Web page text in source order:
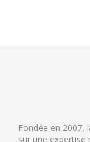
Fondée en 2007,
sur une expertise